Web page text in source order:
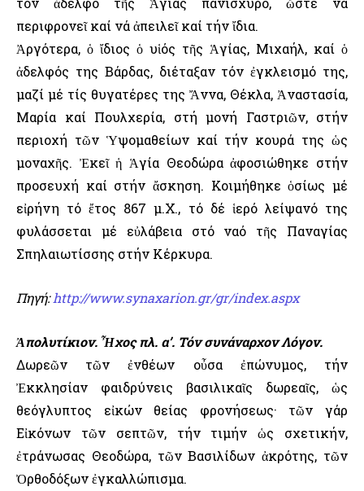
περιφρονεῖ καί νά ἀπειλεῖ καί τήν ἴδια.
Ἀργότερα, ὁ ἴδιος ὁ υἱός τῆς Ἁγίας, Μιχαήλ, καί ὁ
ἀδελφός της Βάρδας, διέταξαν τόν ἐγκλεισμό της,
μαζί μέ τίς θυγατέρες της Ἄννα, Θέκλα, Ἀναστασία,
Μαρία καί Πουλχερία, στή μονή Γαστριῶν, στήν
περιοχή τῶν Ὑψομαθείων καί τήν κουρά της ὡς
μοναχῆς. Ἐκεῖ ἡ Ἁγία Θεοδώρα ἀφοσιώθηκε στήν
προσευχή καί στήν ἄσκηση. Κοιμήθηκε ὁσίως μέ
εἰρήνη τό ἔτος 867 μ.Χ., τό δέ ἱερό λείψανό της
φυλάσσεται μέ εὐλάβεια στό ναό τῆς Παναγίας
Σπηλαιωτίσσης στήν Κέρκυρα.
Πηγή:http://www.synaxarion.gr/gr/index.aspx
Ἀπολυτίκιον. Ἦχος πλ. α’. Τόν συνάναρχον Λόγον.
Δωρεῶν τῶν ἐνθέων οὖσα ἐπώνυμος, τήν
Ἐκκλησίαν φαιδρύνεις βασιλικαῖς δωρεαῖς, ὡς
θεόγλυπτος εἰκών θείας φρονήσεως· τῶν γάρ
Εἰκόνων τῶν σεπτῶν, τήν τιμήν ὡς σχετικήν,
ἐτράνωσας Θεοδώρα, τῶν Βασιλίδων ἀκρότης, τῶν
Ὀρθοδόξων ἐγκαλλώπισμα.